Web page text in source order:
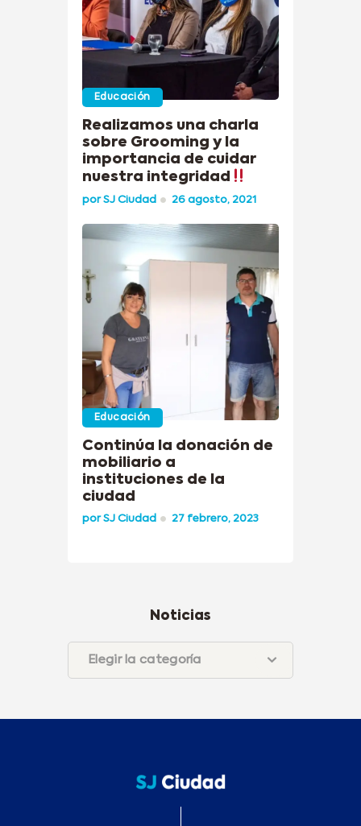
Educación
Realizamos una charla
sobre Grooming y la
importancia de cuidar
nuestra integridad
porSJ Ciudad 26 agosto, 2021
Educación
Continúa la donación de
mobiliario a
instituciones de la
ciudad
porSJ Ciudad 27 febrero, 2023
Noticias